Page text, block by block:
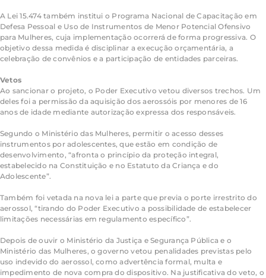
A Lei 15.474 também institui o Programa Nacional de Capacitação em
Defesa Pessoal e Uso de Instrumentos de Menor Potencial Ofensivo
para Mulheres, cuja implementação ocorrerá de forma progressiva. O
objetivo dessa medida é disciplinar a execução orçamentária, a
celebração de convênios e a participação de entidades parceiras.
Vetos
Ao sancionar o projeto, o Poder Executivo vetou diversos trechos. Um
deles foi a permissão da aquisição dos aerossóis por menores de 16
anos de idade mediante autorização expressa dos responsáveis.
Segundo o Ministério das Mulheres, permitir o acesso desses
instrumentos por adolescentes, que estão em condição de
desenvolvimento, “afronta o princípio da proteção integral,
estabelecido na Constituição e no Estatuto da Criança e do
Adolescente”.
Também foi vetada na nova lei a parte que previa o porte irrestrito do
aerossol, “tirando do Poder Executivo a possibilidade de estabelecer
limitações necessárias em regulamento específico”.
Depois de ouvir o Ministério da Justiça e Segurança Pública e o
Ministério das Mulheres, o governo vetou penalidades previstas pelo
uso indevido do aerossol, como advertência formal, multa e
impedimento de nova compra do dispositivo. Na justificativa do veto, o